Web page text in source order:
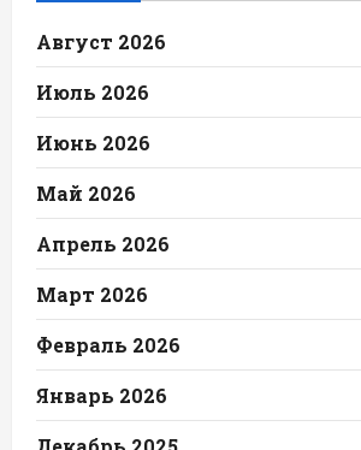
Август 2026
Июль 2026
Июнь 2026
Май 2026
Апрель 2026
Март 2026
Февраль 2026
Январь 2026